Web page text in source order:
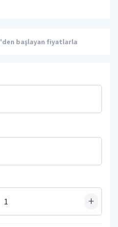
'den başlayan fiyatlarla
+